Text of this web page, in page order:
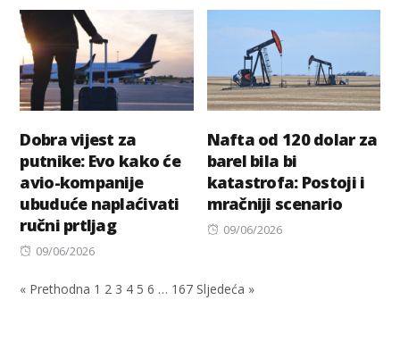
Dobra vijest za
putnike: Evo kako će
avio-kompanije
ubuduće naplaćivati
ručni prtljag
Posted
09/06/2026
Nafta od 120 dolar za
barel bila bi
katastrofa: Postoji i
mračniji scenario
Posted
09/06/2026
« Prethodna 1 2 3 4 5 6 … 167 Sljedeća »